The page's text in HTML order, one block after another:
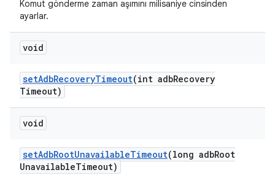
Komut gönderme zaman aşımını milisaniye cinsinden
ayarlar.
void
setAdbRecoveryTimeout(int adbRecovery
Timeout)
void
setAdbRootUnavailableTimeout(long adbRoot
UnavailableTimeout)